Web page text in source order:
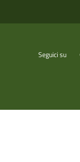
Seguici su